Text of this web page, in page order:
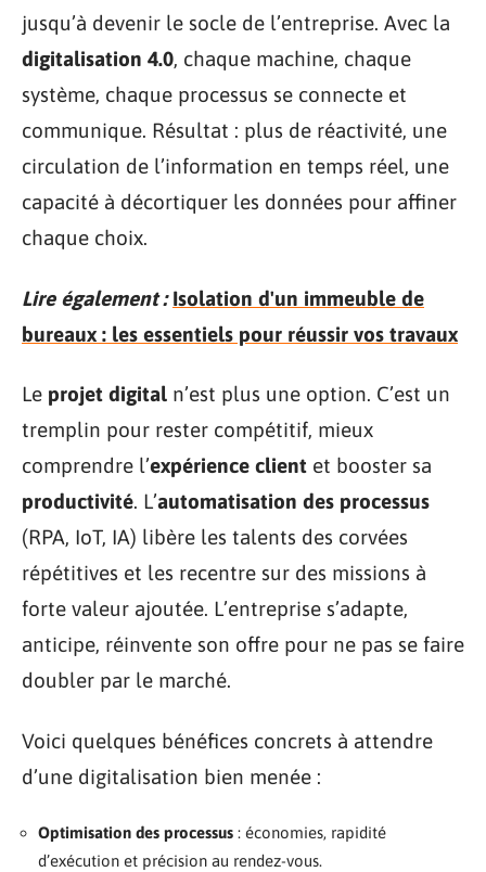
jusqu’à devenir le socle de l’entreprise. Avec la
digitalisation 4.0, chaque machine, chaque
système, chaque processus se connecte et
communique. Résultat : plus de réactivité, une
circulation de l’information en temps réel, une
capacité à décortiquer les données pour affiner
chaque choix.
Lire également : Isolation d'un immeuble de
bureaux : les essentiels pour réussir vos travaux
Le projet digital n’est plus une option. C’est un
tremplin pour rester compétitif, mieux
comprendre l’expérience client et booster sa
productivité. L’automatisation des processus
(RPA, IoT, IA) libère les talents des corvées
répétitives et les recentre sur des missions à
forte valeur ajoutée. L’entreprise s’adapte,
anticipe, réinvente son offre pour ne pas se faire
doubler par le marché.
Voici quelques bénéfices concrets à attendre
d’une digitalisation bien menée :
Optimisation des processus : économies, rapidité
d’exécution et précision au rendez-vous.